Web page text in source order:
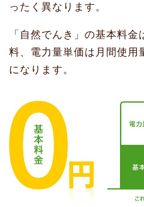
ったく異なります。
「自然でんき」の基本料
料、電力量単価は月間使用
になります。